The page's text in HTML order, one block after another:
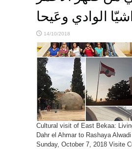
الوادي وعَيحا
14/10/2018
Cultural visit of East Bekaa:
Dahr el Ahmar to Rashaya
Sunday, October 7, 2018 Visite